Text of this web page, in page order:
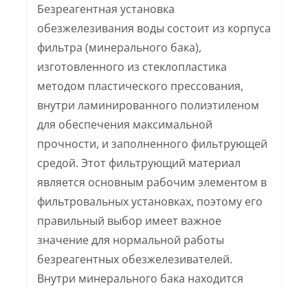
Безреагентная установка
обезжелезивания воды состоит из корпуса
фильтра (минерального бака),
изготовленного из стеклопластика
методом пластического прессования,
внутри ламинированного полиэтиленом
для обеспечения максимальной
прочности, и заполненного фильтрующей
средой. Этот фильтрующий материал
является основным рабочим элементом в
фильтровальных установках, поэтому его
правильный выбор имеет важное
значение для нормальной работы
безреагентных обезжелезивателей.
Внутри минерального бака находится